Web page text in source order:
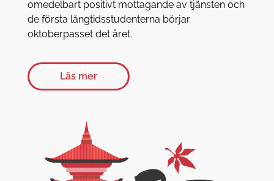
omedelbart positivt mottagande av tjänsten och
de första långtidsstudenterna börjar
oktoberpasset det året.
Läs mer